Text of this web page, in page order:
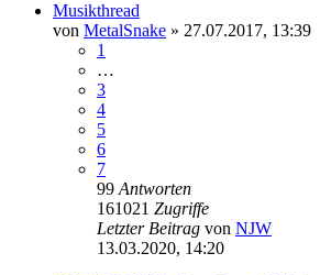
Musikthread
von MetalSnake » 27.07.2017, 13:39
1
…
3
4
5
6
7
99Antworten
161021 Zugriffe
Letzter Beitrag von NJW
13.03.2020, 14:20